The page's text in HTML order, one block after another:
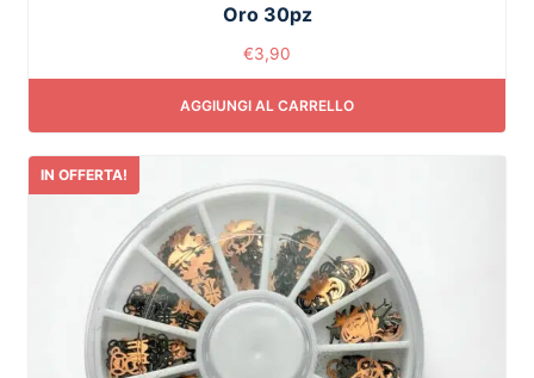
Oro 30pz
€3,90
AGGIUNGI AL CARRELLO
IN OFFERTA!